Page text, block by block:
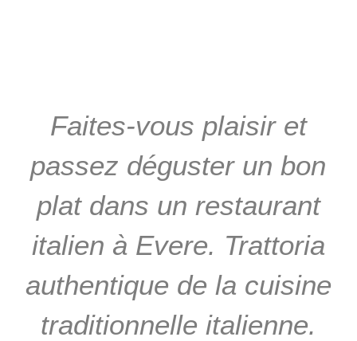
Faites-vous plaisir et
passez déguster un bon
plat dans un restaurant
italien à Evere. Trattoria
authentique de la cuisine
traditionnelle italienne.